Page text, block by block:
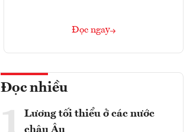
Đọc ngay
Đọc nhiều
1
Lương tối thiểu ở các nước
châu Âu